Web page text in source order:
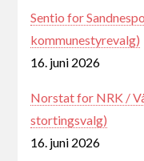
Sentio for
kommunestyrevalg)
16. juni 2026
Norstat for NRK /
stortingsvalg)
16. juni 2026